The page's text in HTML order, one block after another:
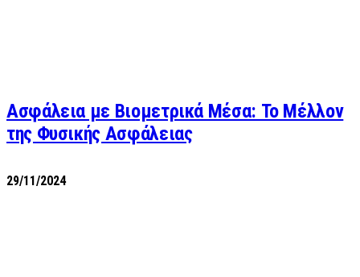
Ασφάλεια με Βιομετρικά Μέσα: Το Μέλλον
της Φυσικής Ασφάλειας
29/11/2024